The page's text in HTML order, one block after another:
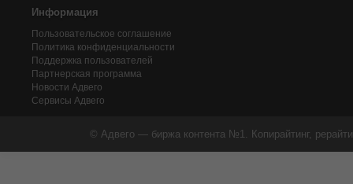
Информация
Пользовательское соглашение
Политика конфиденциальности
Поддержка пользователей
Партнерская программа
Новости Адвего
Сервисы Адвего
© Адвего — биржа контента №1. Копирайтинг,